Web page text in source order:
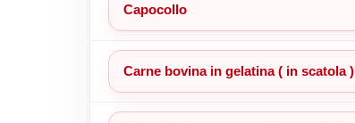
Capocollo
Carne bovina in gelatina ( in scatola )